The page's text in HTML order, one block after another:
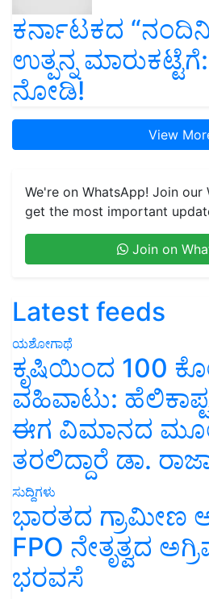
ಕರ್ನಾಟಕದ
ಉತ್ಪನ್ನ
ನೋಡಿ!
View
We're on WhatsApp! Join our
get the most important
Join on
Latest feeds
ಯಶೋಗಾಥೆ
ಕೃಷಿಯಿಂದ 100
ವಹಿವಾಟು:
ಈಗ ವಿಮಾನದ
ತರಲಿದ್ದಾರೆ ಡಾ.
ಸುದ್ದಿಗಳು
ಭಾರತದ ಗ್ರಾಮೀಣ
FPO ನೇತೃತ್ವದ
ಭರವಸೆ